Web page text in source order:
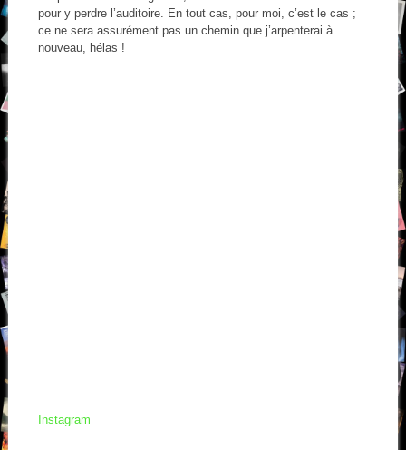
pour y perdre l’auditoire. En tout cas, pour moi, c’est le cas ;
ce ne sera assurément pas un chemin que j’arpenterai à
nouveau, hélas !
Instagram